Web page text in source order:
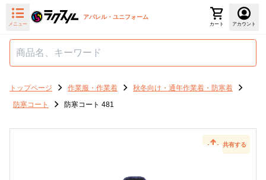
メニュー
アパレル・ユニフォーム
カート アカウント
トップページ 作業服・作業着
秋冬向け・通年作業着・防寒着
防寒コート
防寒コート 481
共有する